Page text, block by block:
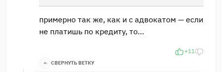
примерно так же, как и с адвокатом — если
не платишь по кредиту, то…
+11
СВЕРНУТЬ ВЕТКУ